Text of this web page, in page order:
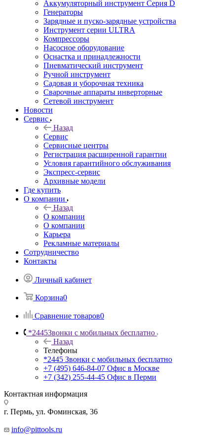
Аккумуляторный инструмент Серия D
Генераторы
Зарядные и пуско-зарядные устройства
Инструмент серии ULTRA
Компрессоры
Насосное оборудование
Оснастка и принадлежности
Пневматический инструмент
Ручной инструмент
Садовая и уборочная техника
Сварочные аппараты инверторные
Сетевой инструмент
Новости
Сервис
Назад
Сервис
Сервисные центры
Регистрация расширенной гарантии
Условия гарантийного обслуживания
Экспресс-сервис
Архивные модели
Где купить
О компании
Назад
О компании
О компании
Карьера
Рекламные материалы
Сотрудничество
Контакты
Личный кабинет
Корзина0
Сравнение товаров0
*2445Звонки с мобильных бесплатно
Назад
Телефоны
*2445 Звонки с мобильных бесплатно
+7 (495) 646-84-07 Офис в Москве
+7 (342) 255-44-45 Офис в Перми
Контактная информация
г. Пермь, ул. Фоминская, 36
info@pittools.ru